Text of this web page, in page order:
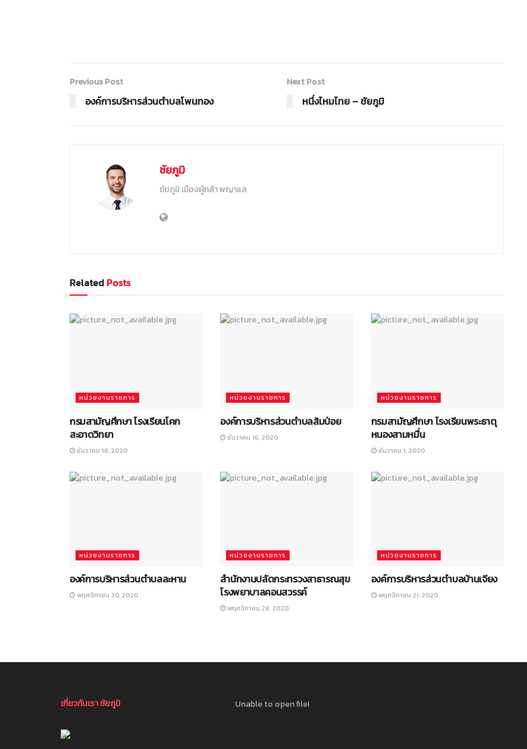
Previous Post
องค์การบริหารส่วนตำบลโพนทอง
Next Post
หนึ่งไหมไทย – ชัยภูมิ
ชัยภูมิ
ชัยภูมิ เมืองผู้กล้า พญาแล
Related Posts
หน่วยงานราชการ
กรมสามัญศึกษา โรงเรียนโคก
สะอาดวิทยา
ธันวาคม 18, 2020
หน่วยงานราชการ
องค์การบริหารส่วนตำบลส้มป่อย
ธันวาคม 16, 2020
หน่วยงานราชการ
กรมสามัญศึกษา โรงเรียนพระธาตุ
หนองสามหมื่น
ธันวาคม 1, 2020
หน่วยงานราชการ
องค์การบริหารส่วนตำบลละหาน
พฤศจิกายน 30, 2020
หน่วยงานราชการ
สำนักงานปลัดกระทรวงสาธารณสุข
โรงพยาบาลคอนสวรรค์
พฤศจิกายน 28, 2020
หน่วยงานราชการ
องค์การบริหารส่วนตำบลบ้านเจียง
พฤศจิกายน 21, 2020
เกี่ยวกับเรา ชัยภูมิ Unable to open file!